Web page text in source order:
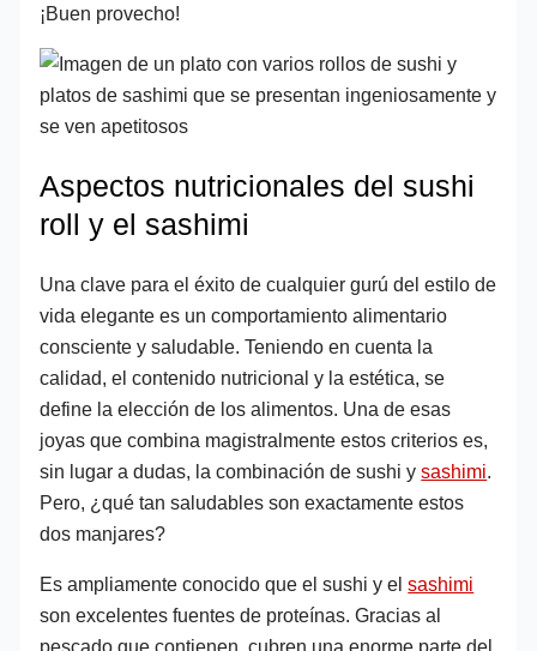
¡Buen provecho!
Aspectos nutricionales del sushi
roll y el sashimi
Una clave para el éxito de cualquier gurú del estilo de
vida elegante es un comportamiento alimentario
consciente y saludable. Teniendo en cuenta la
calidad, el contenido nutricional y la estética, se
define la elección de los alimentos. Una de esas
joyas que combina magistralmente estos criterios es,
sin lugar a dudas, la combinación de sushi ysashimi.
Pero, ¿qué tan saludables son exactamente estos
dos manjares?
Es ampliamente conocido que el sushi y elsashimi
son excelentes fuentes de proteínas. Gracias al
pescado que contienen, cubren una enorme parte del